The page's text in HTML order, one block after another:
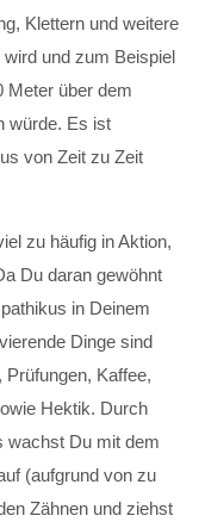
Klettern und weitere
und zum Beispiel
Meter über dem
würde. Es ist
von Zeit zu Zeit
zu häufig in Aktion,
Du daran gewöhnt
in Deinem
Dinge sind
Kaffee,
Hektik. Durch
wachst Du mit dem
(aufgrund von zu
Zähnen und ziehst